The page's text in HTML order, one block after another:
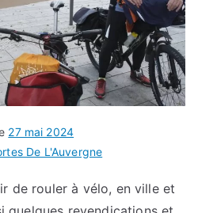
27 mai 2024
De L'Auvergne
de rouler à vélo, en ville et